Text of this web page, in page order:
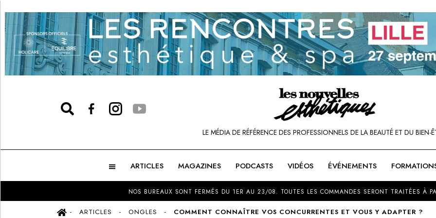
LE MÉDIA DE RÉFÉRENCE DES PROFESSIONNELS DE LA BEAUTÉ ET DU BIEN-
ARTICLES MAGAZINES PODCASTS VIDÉOS ÉVÉNEMENTS
NOS BUREAUX SONT FERMÉS DU 1ER AU 23/08. TOUTES LES COMMANDES SERONT TRAITÉES À
ARTICLES ONGLES COMMENT CONNAÎTRE VOS CONCURRENTES ET VOUS Y ADAPTER ?